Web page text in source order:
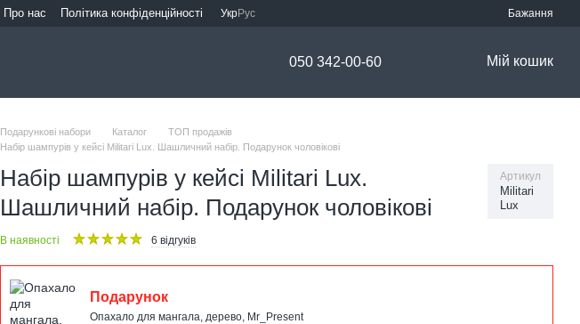
Про нас Політика конфіденційності УкрРус Бажання
050 342-00-60 Мій кошик
Подарункові набори Каталог
ТОП продажів
Набір шампурів у кейсі Militari Lux. Шашличний набір. Подарунок чоловікові
Набір шампурів у кейсі Militari Lux.
Шашличний набір. Подарунок чоловікові
Артикул
Militari
Lux
В наявності 6 відгуків
Подарунок
Опахало для мангала, дерево, Mr_Present